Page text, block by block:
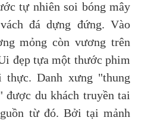
tự nhiên soi bóng mây
đá dựng đứng. Vào
mỏng còn vương trên
đẹp tựa một thước phim
Danh xưng "thung
du khách truyền tai
từ đó. Bởi tại mảnh